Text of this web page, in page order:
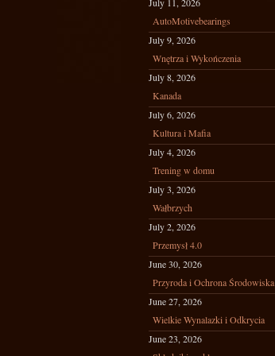
AutoMotivebearings
July 9, 2026
Wnętrza i Wykończenia
July 8, 2026
Kanada
July 6, 2026
Kultura i Mafia
July 4, 2026
Trening w domu
July 3, 2026
Wałbrzych
July 2, 2026
Przemysł 4.0
June 30, 2026
Przyroda i Ochrona Środowiska
June 27, 2026
Wielkie Wynalazki i Odkrycia
June 23, 2026